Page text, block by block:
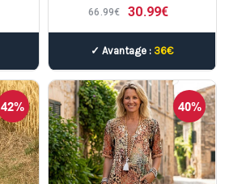
66 99€ 30 99€
✓ Avantage : 36€
42% 40%